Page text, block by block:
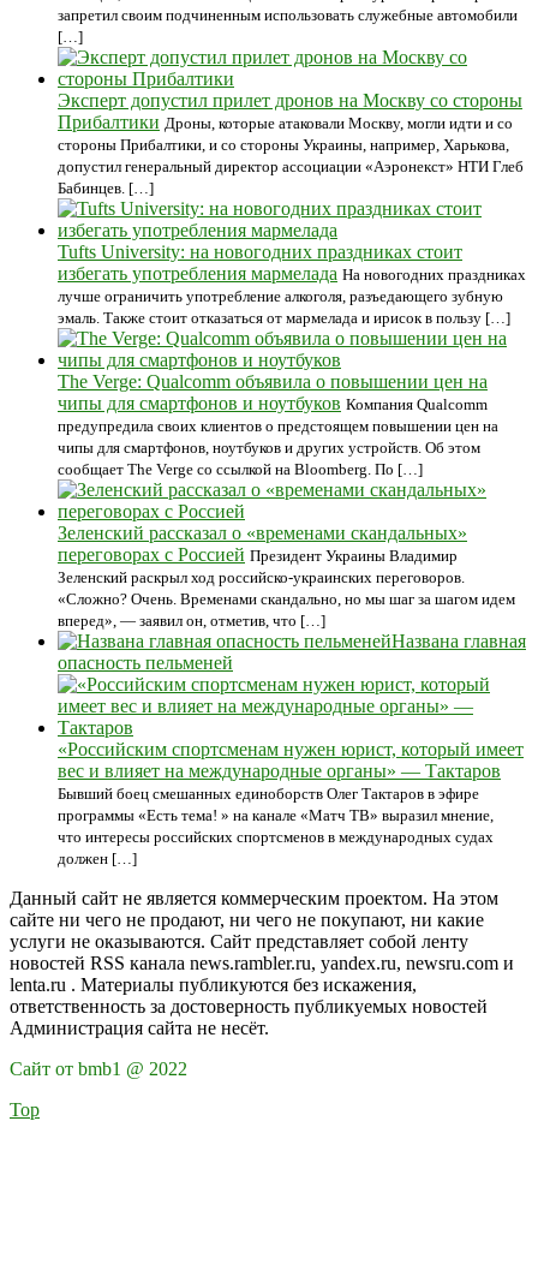
запретил своим подчиненным использовать служебные автомобили
[…]
Эксперт допустил прилет дронов на Москву со стороны
Прибалтики Дроны, которые атаковали Москву, могли идти и со
стороны Прибалтики, и со стороны Украины, например, Харькова,
допустил генеральный директор ассоциации «Аэронекст» НТИ Глеб
Бабинцев. […]
Tufts University: на новогодних праздниках стоит
избегать употребления мармелада На новогодних праздниках
лучше ограничить употребление алкоголя, разъедающего зубную
эмаль. Также стоит отказаться от мармелада и ирисок в пользу […]
The Verge: Qualcomm объявила о повышении цен на
чипы для смартфонов и ноутбуков Компания Qualcomm
предупредила своих клиентов о предстоящем повышении цен на
чипы для смартфонов, ноутбуков и других устройств. Об этом
сообщает The Verge со ссылкой на Bloomberg. По […]
Зеленский рассказал о «временами скандальных»
переговорах с Россией Президент Украины Владимир
Зеленский раскрыл ход российско-украинских переговоров.
«Сложно? Очень. Временами скандально, но мы шаг за шагом идем
вперед», — заявил он, отметив, что […]
Названа главная
опасность пельменей
«Российским спортсменам нужен юрист, который имеет
вес и влияет на международные органы» — Тактаров
Бывший боец смешанных единоборств Олег Тактаров в эфире
программы «Есть тема! » на канале «Матч ТВ» выразил мнение,
что интересы российских спортсменов в международных судах
должен […]
Данный сайт не является коммерческим проектом. На этом
сайте ни чего не продают, ни чего не покупают, ни какие
услуги не оказываются. Сайт представляет собой ленту
новостей RSS канала news.rambler.ru, yandex.ru, newsru.com и
lenta.ru . Материалы публикуются без искажения,
ответственность за достоверность публикуемых новостей
Администрация сайта не несёт.
Сайт от bmb1 @ 2022
Top